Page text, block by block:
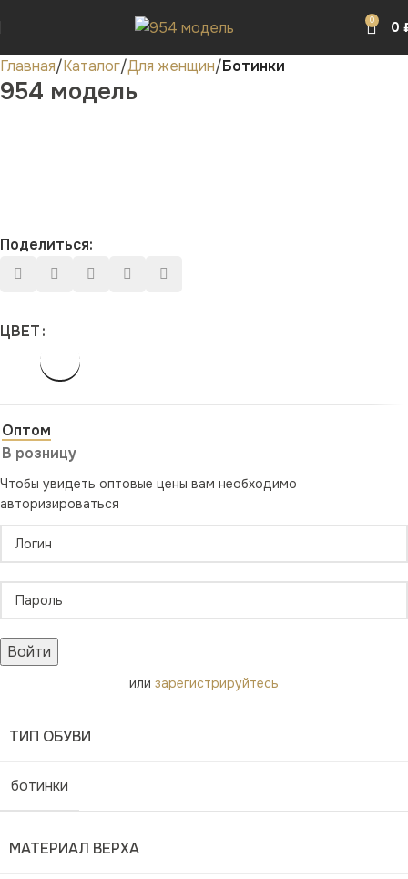
0 0
Главная Каталог Для женщин Ботинки
954 модель
Поделиться:
ЦВЕТ
Оптом
В розницу
Чтобы увидеть оптовые цены вам необходимо
авторизироваться
Войти
или зарегистрируйтесь
ТИП ОБУВИ
ботинки
МАТЕРИАЛ ВЕРХА